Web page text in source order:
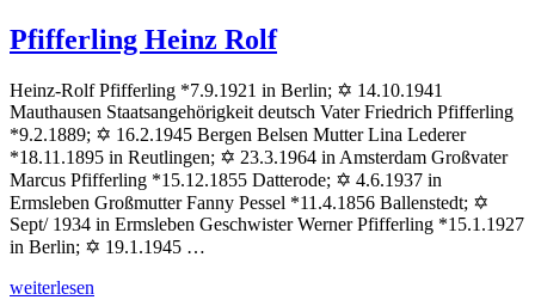
Werner
Pfifferling Heinz Rolf
Heinz-Rolf Pfifferling *7.9.1921 in Berlin; ✡ 14.10.1941
Mauthausen Staatsangehörigkeit deutsch Vater Friedrich Pfifferling
*9.2.1889; ✡ 16.2.1945 Bergen Belsen Mutter Lina Lederer
*18.11.1895 in Reutlingen; ✡ 23.3.1964 in Amsterdam Großvater
Marcus Pfifferling *15.12.1855 Datterode; ✡ 4.6.1937 in
Ermsleben Großmutter Fanny Pessel *11.4.1856 Ballenstedt; ✡
Sept/ 1934 in Ermsleben Geschwister Werner Pfifferling *15.1.1927
in Berlin; ✡ 19.1.1945 …
„Pfifferling
weiterlesen